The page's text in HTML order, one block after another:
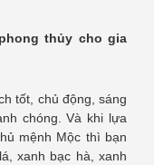
thủy cho gia
tốt, chủ động, sáng
chóng. Và khi lựa
mệnh Mộc thì bạn
xanh bạc hà, xanh